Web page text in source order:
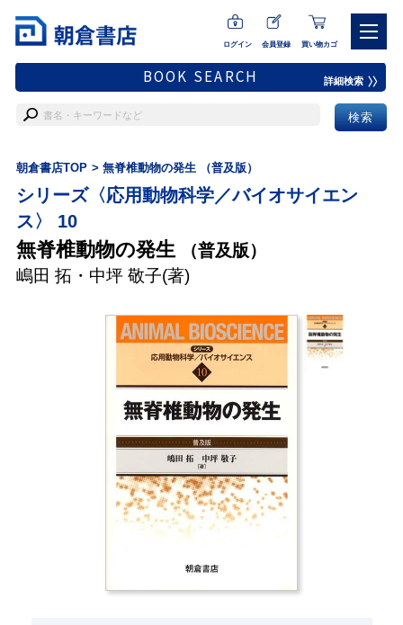
ログイン 会員登録 買い物カゴ
BOOK SEARCH 詳細検索
朝倉書店TOP 無脊椎動物の発生 （普及版）
シリーズ〈応用動物科学／バイオサイエン
ス〉 10
無脊椎動物の発生
（普及版）
嶋田 拓 ・ 中坪 敬子(著)